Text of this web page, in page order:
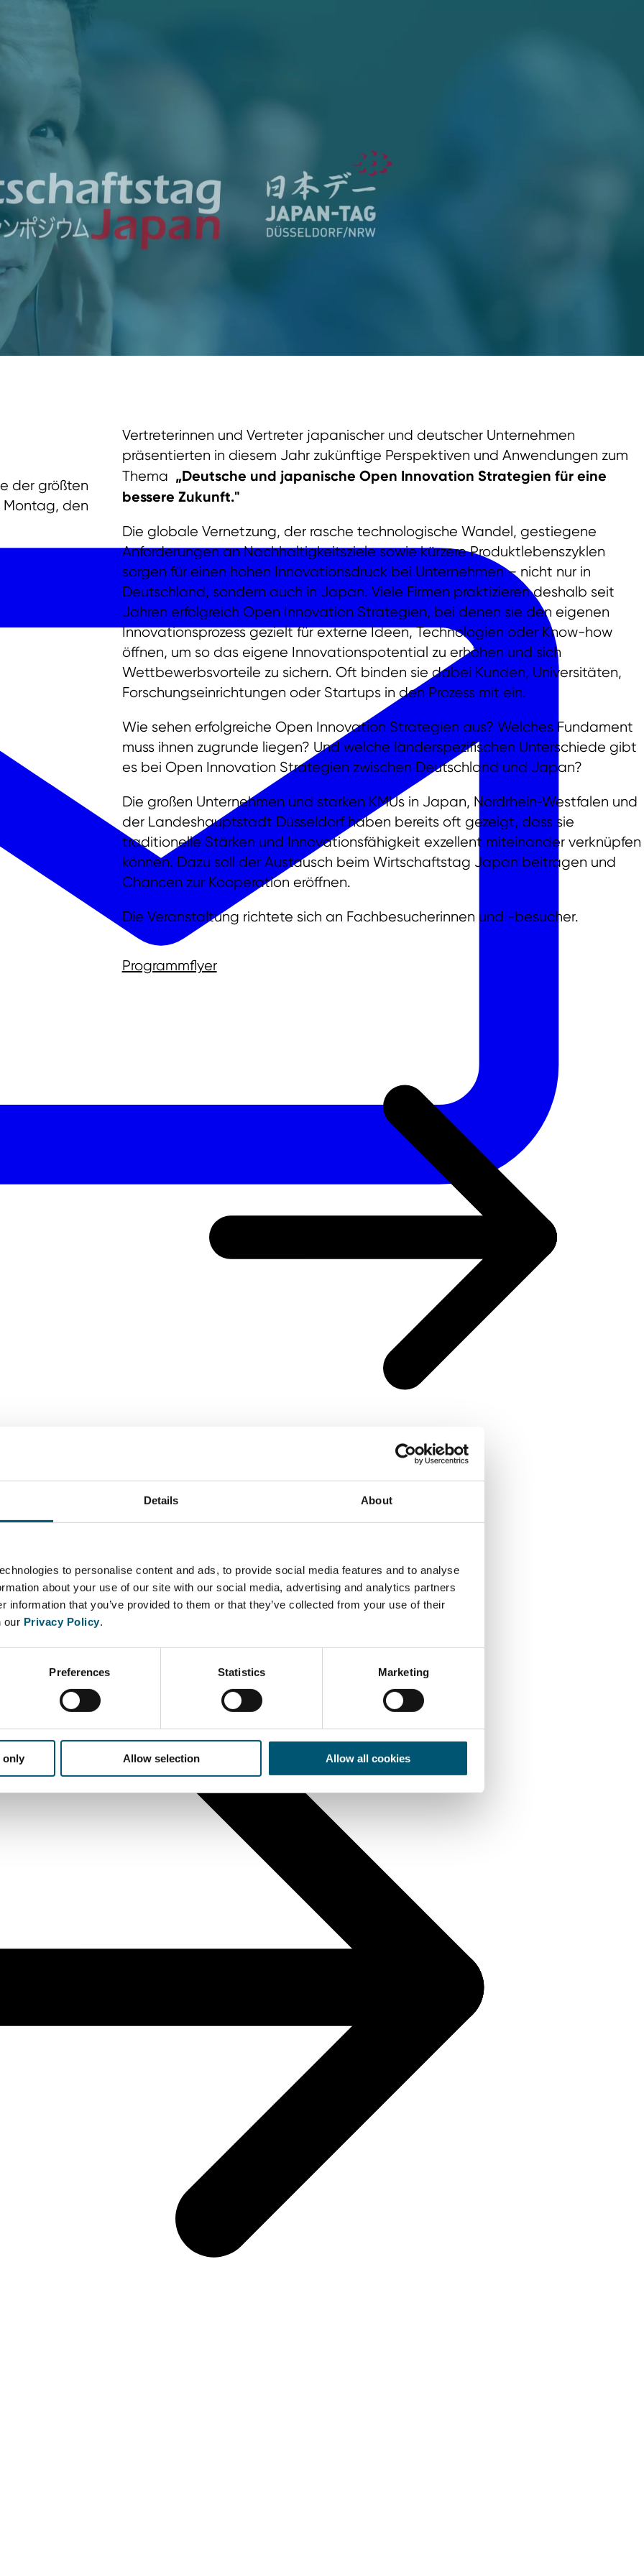
Details About
to personalise content and ads, to provide social media features and to analyse
about your use of our site with our social media, advertising and analytics partners
information that you’ve provided to them or that they’ve collected from your use of their
our Privacy Policy.
Preferences Statistics Marketing
only Allow selection Allow all cookies
der größten
den
Vertreterinnen und Vertreter japanischer und deutscher Unternehmen
präsentierten in diesem Jahr zukünftige Perspektiven und Anwendungen zum
Thema „Deutsche und japanische Open Innovation Strategien für eine
bessere Zukunft."
Die globale Vernetzung, der rasche technologische Wandel, gestiegene
Anforderungen an Nachhaltigkeitsziele sowie kürzere Produktlebenszyklen
sorgen für einen hohen Innovationsdruck bei Unternehmen – nicht nur in
Deutschland, sondern auch in Japan. Viele Firmen praktizieren deshalb seit
Jahren erfolgreich Open Innovation Strategien, bei denen sie den eigenen
Innovationsprozess gezielt für externe Ideen, Technologien oder Know-how
öffnen, um so das eigene Innovationspotential zu erhöhen und sich
Wettbewerbsvorteile zu sichern. Oft binden sie dabei Kunden, Universitäten,
Forschungseinrichtungen oder Startups in den Prozess mit ein.
Wie sehen erfolgreiche Open Innovation Strategien aus? Welches Fundament
muss ihnen zugrunde liegen? Und welche länderspezifischen Unterschiede gibt
es bei Open Innovation Strategien zwischen Deutschland und Japan?
Die großen Unternehmen und starken KMUs in Japan, Nordrhein‑Westfalen und
der Landeshauptstadt Düsseldorf haben bereits oft gezeigt, dass sie
traditionelle Stärken und Innovationsfähigkeit exzellent miteinander verknüpfen
können. Dazu soll der Austausch beim Wirtschaftstag Japan beitragen und
Chancen zur Kooperation eröffnen.
Die Veranstaltung richtete sich an Fachbesucherinnen und -besucher.
Programmflyer